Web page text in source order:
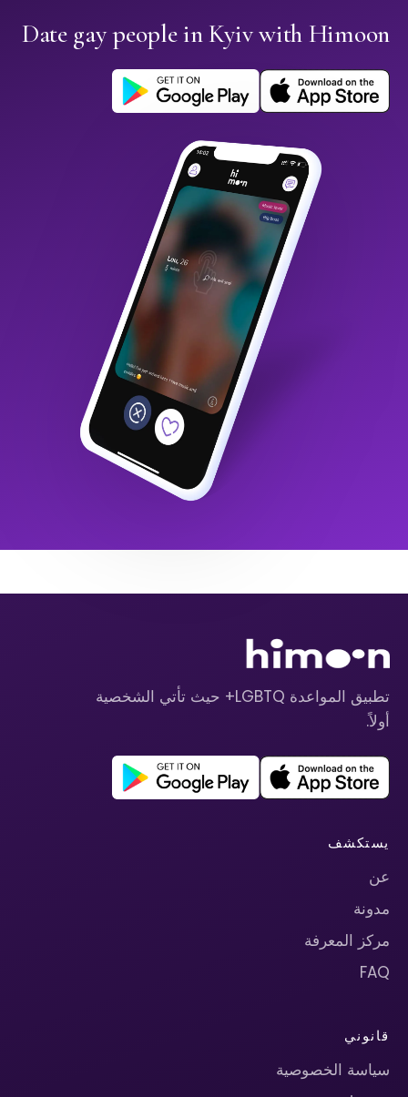
Date gay people in Kyiv with Himoon
تطبيق المواعدة LGBTQ+ حيث تأتي الشخصية
أولاً.
يستكشف
عن
مدونة
مركز المعرفة
FAQ
قانوني
سياسة الخصوصية